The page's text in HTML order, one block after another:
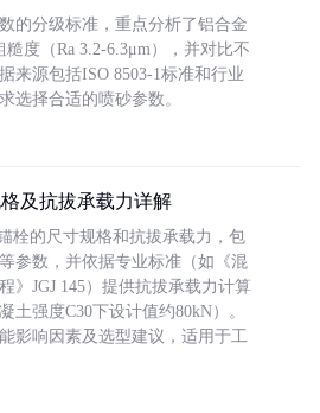
的分级标准，重点分析了铝合金
度（Ra 3.2-6.3μm），并对比不
来源包括ISO 8503-1标准和行业
选择合适的喷砂参数。
及抗拔承载力详解
栓的尺寸规格和抗拔承载力，包
参数，并依据专业标准（如《混
》JGJ 145）提供抗拔承载力计算
土强度C30下设计值约80kN）。
影响因素及选型建议，适用于工